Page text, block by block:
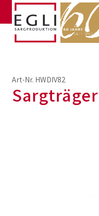
Art-Nr. HWDIV82